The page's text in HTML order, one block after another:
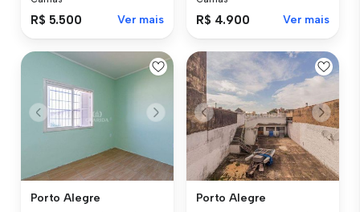
R$ 5.500 Ver mais R$ 4.900 Ver mais
Porto Alegre Porto Alegre